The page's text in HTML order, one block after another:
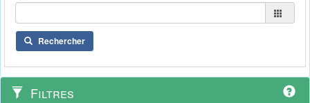
Rechercher
Filtres